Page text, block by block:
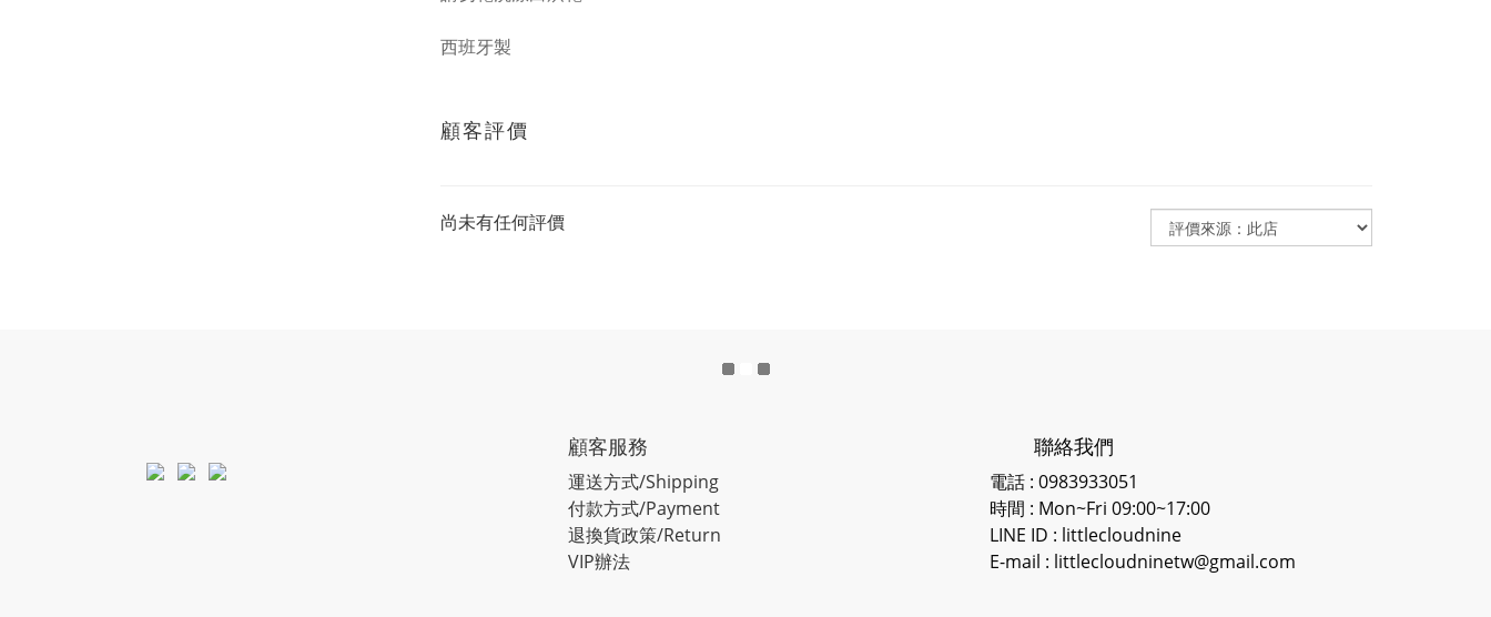
西班牙製
顧客評價
尚未有任何評價
顧客服務
運送方式/Shipping
付款方式/Payment
退換貨政策/Return
VIP辦法
聯絡我們
電話 : 0983933051
時間 : Mon~Fri 09:00~17:00
LINE ID : littlecloudnine
E-mail : littlecloudninetw@gmail.com